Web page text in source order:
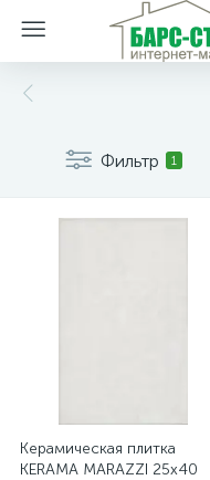
Фильтр 1
Керамическая плитка
KERAMA MARAZZI 25х40